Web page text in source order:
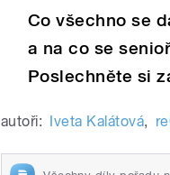
Co všechno se
a na co se
Poslechněte si
autoři: Iveta Kalátová,